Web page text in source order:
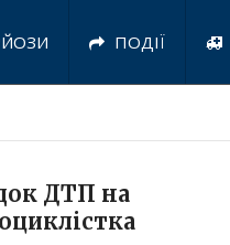
ПОДІЇ
ДТП на